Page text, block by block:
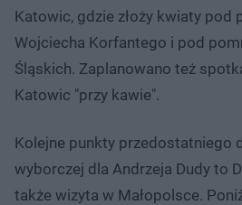
Katowic, gdzie złoży kwiaty pod
Wojciecha Korfantego i pod
Śląskich. Zaplanowano też
Katowic "przy kawie".
Kolejne punkty przedostatniego
wyborczej dla Andrzeja Dudy to
także wizyta w Małopolsce.